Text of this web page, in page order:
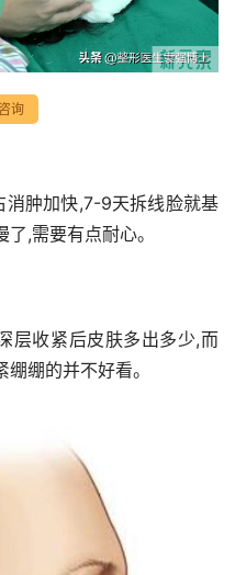
询
肿加快,7-9天拆线脸就基
,需要有点耐心。
层收紧后皮肤多出多少,而
绷的并不好看。